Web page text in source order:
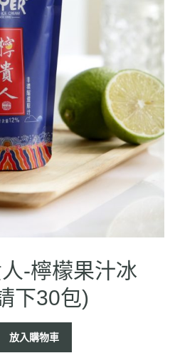
-檸檬果汁冰
下30包)
放入購物車